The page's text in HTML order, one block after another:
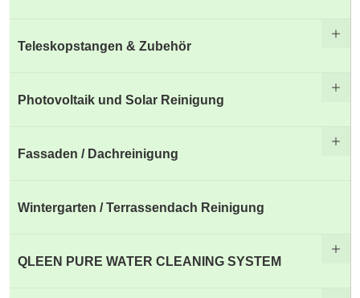
Teleskopstangen & Zubehör
Photovoltaik und Solar Reinigung
Fassaden / Dachreinigung
Wintergarten / Terrassendach Reinigung
QLEEN PURE WATER CLEANING SYSTEM